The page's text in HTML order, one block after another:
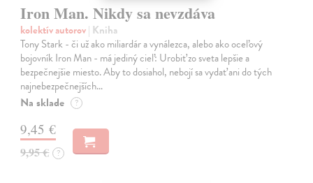
Iron Man. Nikdy sa nevzdáva
kolektív autorov| Kniha
Tony Stark - či už ako miliardár a vynálezca, alebo ako oceľový
bojovník Iron Man - má jediný cieľ: Urobiť zo sveta lepšie a
bezpečnejšie miesto. Aby to dosiahol, nebojí sa vydať ani do tých
najnebezpečnejších…
Na sklade ?
9,45 €
9,95 € ?